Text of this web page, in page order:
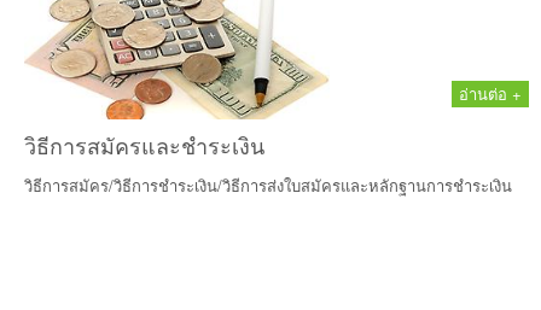
อ่านต่อ +
วิธีการสมัครและชำระเงิน
วิธีการสมัคร/วิธีการชำระเงิน/วิธีการส่งใบสมัครและหลักฐานการชำระเงิน